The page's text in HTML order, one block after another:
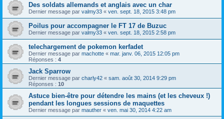
Des soldats allemands et anglais avec un char
Dernier message par valmy33 « ven. sept. 18, 2015 3:48 pm
Poilus pour accompagner le FT 17 de Buzuc
Dernier message par valmy33 « ven. sept. 18, 2015 2:58 pm
telechargement de pokemon kerfadet
Dernier message par machotte « mar. janv. 06, 2015 12:05 pm
Réponses : 4
Jack Sparrow
Dernier message par charly42 « sam. août 30, 2014 9:29 pm
Réponses : 10
Astuce bien-être pour détendre les mains (et les cheveux !)
pendant les longues sessions de maquettes
Dernier message par mauther « ven. mai 30, 2014 4:22 am